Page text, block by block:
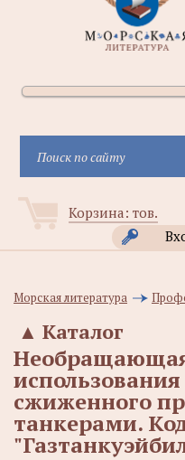
Корзина: тов.
Морская литература
Каталог
▲
сжиженного
танкерами.